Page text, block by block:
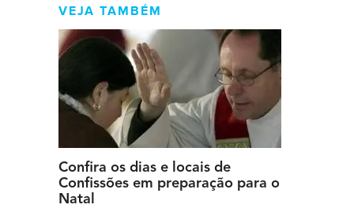
VEJA TAMBÉM
Confira os dias e locais de
Confissões em preparação para o
Natal